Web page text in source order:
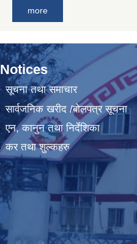
more
Notices
सूचना तथा समाचार
सार्वजनिक खरीद /बोलपत्र सूचना
एन, कानुन तथा निर्देशिका
कर तथा शुल्कहरु